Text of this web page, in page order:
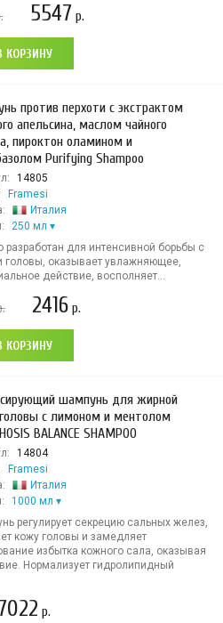
5547 р.
КОРЗИНУ
против перхоти с экстрактом
апельсина, маслом чайного
пироктон оламином и
Purifying Shampoo
14805
Framesi
Италия
250 мл
для интенсивной борьбы с
головы, оказывает увлажняющее,
действие, восполняет...
2416 р.
КОРЗИНУ
шампунь для жирной
с лимоном и ментолом
BALANCE SHAMPOO
14804
Framesi
Италия
1000 мл
регулирует секрецию сальных желез,
кожу головы и замедляет
избытка кожного сала, оказывая
Нормализует гидролипидный
р.